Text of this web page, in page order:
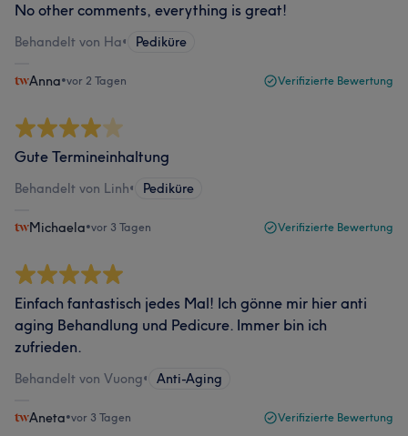
No other comments, everything is great!
Behandelt von Ha• Pediküre
Anna•vor 2 Tagen Verifizierte Bewertung
Gute Termineinhaltung
Behandelt von Linh• Pediküre
Michaela•vor 3 Tagen Verifizierte Bewertung
Einfach fantastisch jedes Mal! Ich gönne mir hier anti
aging Behandlung und Pedicure. Immer bin ich
zufrieden.
Behandelt von Vuong• Anti-Aging
Aneta•vor 3 Tagen Verifizierte Bewertung